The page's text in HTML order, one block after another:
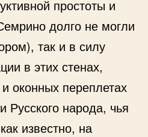
простоты и
долго не могли
так и в силу
в этих стенах,
оконных переплетах
Русского народа, чья
известно, на